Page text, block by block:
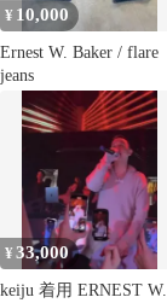
¥ 10,000
Ernest W. Baker / flare
jeans
¥33,000
keiju 着用 ERNEST W.